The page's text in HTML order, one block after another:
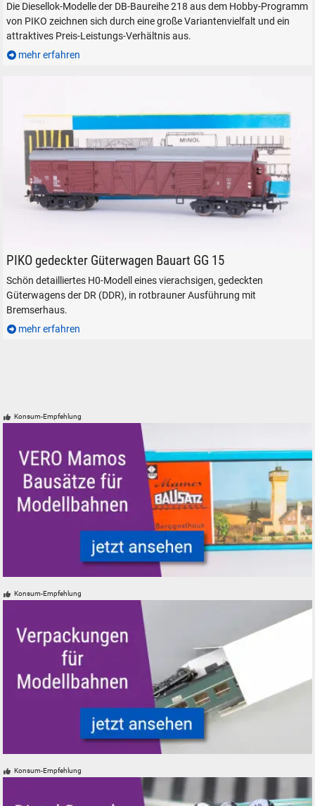
Die Diesellok-Modelle der DB-Baureihe 218 aus dem Hobby-Programm
von PIKO zeichnen sich durch eine große Variantenvielfalt und ein
attraktives Preis-Leistungs-Verhältnis aus.
mehr erfahren
Gedeckter Güterwagen der Bauart GG 15 der DR
PIKO gedeckter Güterwagen Bauart GG 15
Schön detailliertes H0-Modell eines vierachsigen, gedeckten
Güterwagens der DR (DDR), in rotbrauner Ausführung mit
Bremserhaus.
mehr erfahren
Konsum-Empfehlung
Konsum-Empfehlung
Konsum-Empfehlung